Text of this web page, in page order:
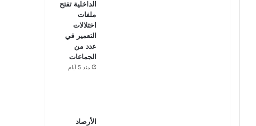
الداخلية تفتح
ملفات
اختلالات
التعمير في
عدد من
الجماعات
منذ 5 أيام
الأرصاد